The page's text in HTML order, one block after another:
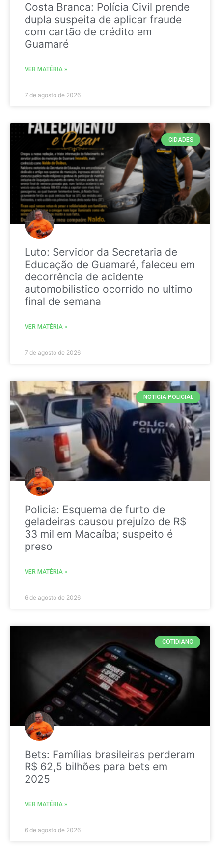
Costa Branca: Polícia Civil prende
dupla suspeita de aplicar fraude
com cartão de crédito em
Guamaré
VER MATÉRIA »
7 de agosto de 2026
CIDADES
Luto: Servidor da Secretaria de
Educação de Guamaré, faleceu em
decorrência de acidente
automobilistico ocorrido no ultimo
final de semana
VER MATÉRIA »
7 de agosto de 2026
NOTICIA POLICIAL
Policia: Esquema de furto de
geladeiras causou prejuízo de R$
33 mil em Macaíba; suspeito é
preso
VER MATÉRIA »
6 de agosto de 2026
COTIDIANO
Bets: Famílias brasileiras perderam
R$ 62,5 bilhões para bets em
2025
VER MATÉRIA »
6 de agosto de 2026